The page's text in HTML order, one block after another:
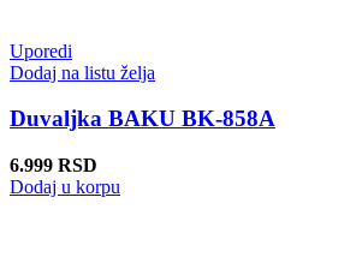
Uporedi
Dodaj na listu želja
Duvaljka BAKU BK-858A
6.999 RSD
Dodaj u korpu